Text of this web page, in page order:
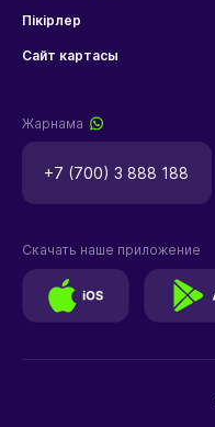
Пікірлер
Сайт картасы
Жарнама
+7 (700) 3 888 188
Скачать наше приложение